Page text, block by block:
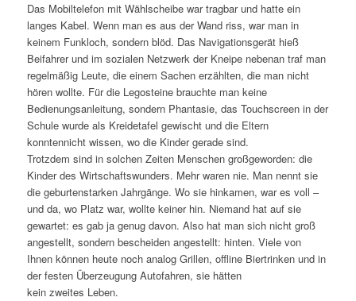
Das Mobiltelefon mit Wählscheibe war tragbar und hatte ein
langes Kabel. Wenn man es aus der Wand riss, war man in
keinem Funkloch, sondern blöd. Das Navigationsgerät hieß
Beifahrer und im sozialen Netzwerk der Kneipe nebenan traf man
regelmäßig Leute, die einem Sachen erzählten, die man nicht
hören wollte. Für die Legosteine brauchte man keine
Bedienungsanleitung, sondern Phantasie, das Touchscreen in der
Schule wurde als Kreidetafel gewischt und die Eltern
konntennicht wissen, wo die Kinder gerade sind.
Trotzdem sind in solchen Zeiten Menschen großgeworden: die
Kinder des Wirtschaftswunders. Mehr waren nie. Man nennt sie
die geburtenstarken Jahrgänge. Wo sie hinkamen, war es voll –
und da, wo Platz war, wollte keiner hin. Niemand hat auf sie
gewartet: es gab ja genug davon. Also hat man sich nicht groß
angestellt, sondern bescheiden angestellt: hinten. Viele von
Ihnen können heute noch analog Grillen, offline Biertrinken und in
der festen Überzeugung Autofahren, sie hätten
kein zweites Leben.